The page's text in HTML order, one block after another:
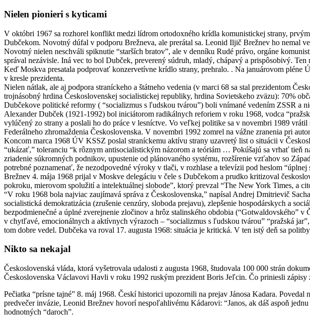
Nielen pionieri s kyticami
V októbri 1967 sa rozhorel konflikt medzi lídrom ortodoxného krídla komunistickej strany,
Dubčekom. Novotný dúfal v podporu Brežneva, ale prerátal sa. Leonid Iljič Brežnev ho nemal
Novotný nielen neschváli spiknutie “starších bratov”, ale v denníku Rudé právo, orgáne
správal nezávisle. Iná vec to bol Dubček, preverený súdruh, mladý, chápavý a prispôsobivý.
Keď Moskva presatala podprovať konzervetívne krídlo strany, prehralo. . Na januárovom
v kresle prezidenta.
Nielen nátlak, ale aj podpora straníckeho a štátneho vedenia (v marci 68 sa stal prezidentom
trojnásobný hrdina Československej socialistickej republiky, hrdina Sovietskeho zväzu): 70%
Dubčekove politické reformy ( “socializmus s ľudskou tvárou”) boli vnímané vedením ZSSR
Alexander Dubček (1921-1992) bol iniciátorom radikálnych reforiem v roku 1968, vodca
vylúčený zo strany a poslali ho do práce v lesníctve. Vo veľkej politike sa v novembri 1989
Federálneho zhromaždenia Československa. V novembri 1992 zomrel na vážne zranenia pri
Koncom marca 1968 ÚV KSSZ poslal straníckemu aktívu strany uzavretý list o situácii v
“ukázať,” toleranciu “k rôznym antisocialistickým názorom a teóriám … Pokúšajú sa vrhať tieň
zriadenie súkromných podnikov, upustenie od plánovaného systému, rozšírenie vzťahov so
potrebné poznamenať, že nezodpovedné výroky v tlači, v rozhlase a televízii pod heslom
Brežnev 4. mája 1968 prijal v Moskve delegáciu v čele s Dubčekom a prudko kritizoval
pokroku, mierovom spolužití a intelektuálnej slobode”, ktorý prevzal “The New York Times, a
“V roku 1968 bola najviac zaujímavá správa z Československa,” napísal Andrej Dmitrievič
socialistická demokratizácia (zrušenie cenzúry, sloboda prejavu), zlepšenie hospodárskych a
bezpodmienečné a úplné zverejnenie zločinov a hrôz stalinského obdobia (“Gotwaldovského”
v chytľavé, emocionálnych a aktívnych výrazoch – “socializmus s ľudskou tvárou” “pražská
tom dobre vedel. Dubčeka va roval 17. augusta 1968: situácia je kritická. V ten istý deň sa
Nikto sa nekajal
Československá vláda, ktorá vyšetrovala udalosti z augusta 1968, študovala 100 000 strán
Československa Václavovi Havli v roku 1992 ruským prezident Boris Jeľcin. Čo priniesli
Pečiatka “prísne tajné” 8. máj 1968. Českí historici upozornili na prejav Jánosa Kadara.
predvečer invázie, Leonid Brežnev hovorí nespoľahlivému Kádarovi: “Janos, ak dáš aspoň
hodnotných “daroch”.